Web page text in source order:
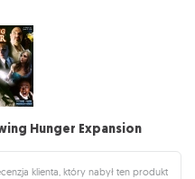
za współpracą i
Hunger Expansion
klienta, który nabył ten produkt